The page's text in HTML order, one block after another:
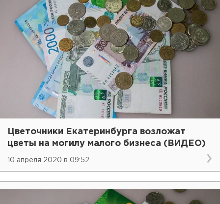
Цветочники Екатеринбурга возложат
цветы на могилу малого бизнеса (ВИДЕО)
10 апреля 2020 в 09:52